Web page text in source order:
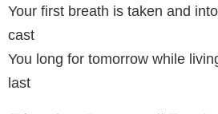
Your first breath is taken and
cast
You long for tomorrow while
last